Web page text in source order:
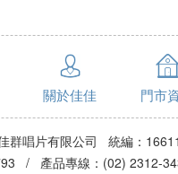
關於佳佳 門市
群唱片有限公司 統編：
/ 產品專線：(02)